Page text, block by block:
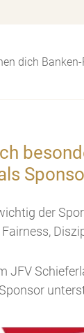
dich Banken-
der
JFV
Sponsor